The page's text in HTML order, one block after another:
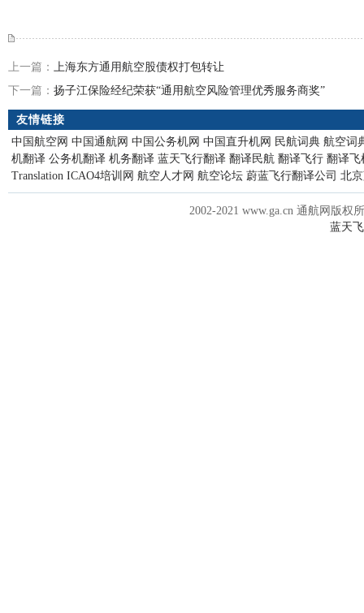
上一篇： 上海东方通用航空股债权打包转让
下一篇： 扬子江保险经纪荣获“通用航空风险管理优秀服务商奖”
友情链接
中国航空网 中国通航网 中国公务机网 中国直升机网 民航词典 航空词
机翻译 公务机翻译 机务翻译 蓝天飞行翻译 翻译民航 翻译飞行 翻译飞
Translation ICAO4培训网 航空人才网 航空论坛 蔚蓝飞行翻译公司 北
2002-2021 www.ga.cn 通航网版权
蓝天